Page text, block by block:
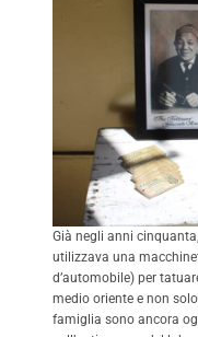
Già negli anni
utilizzava una
d’automobile) per
medio oriente e non
famiglia sono ancora